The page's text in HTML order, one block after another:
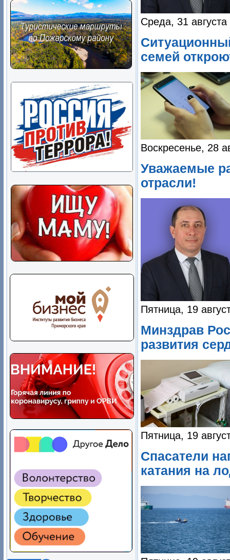
Среда, 31
семей
Воскресенье, 28
Уважаемые
отрасли!
Пятница, 19
Минздрав
развития
Пятница, 19
Спасатели
катания на